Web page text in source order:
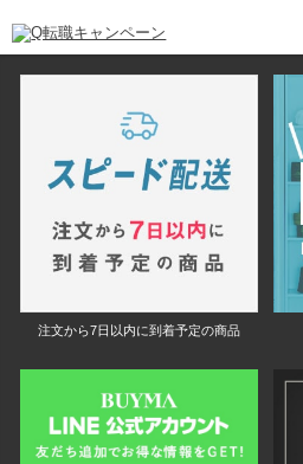
注文から7日以内に到着予定の商品